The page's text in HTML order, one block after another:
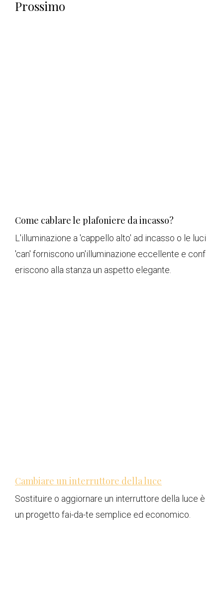
Prossimo
Come cablare le plafoniere da incasso?
L'illuminazione a 'cappello alto' ad incasso o le luci
'can' forniscono un'illuminazione eccellente e conf
eriscono alla stanza un aspetto elegante.
Cambiare un interruttore della luce
Sostituire o aggiornare un interruttore della luce è
un progetto fai-da-te semplice ed economico.